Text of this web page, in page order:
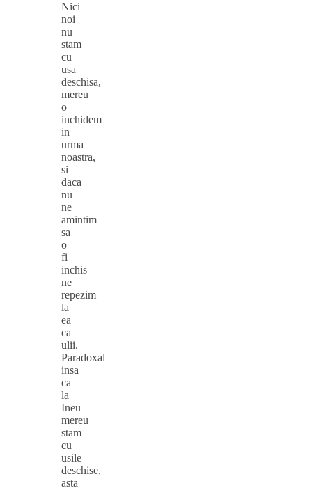
Nici
noi
nu
stam
cu
usa
deschisa,
mereu
o
inchidem
in
urma
noastra,
si
daca
nu
ne
amintim
sa
o
fi
inchis
ne
repezim
la
ea
ca
ulii.
Paradoxal
insa
ca
la
Ineu
mereu
stam
cu
usile
deschise,
asta